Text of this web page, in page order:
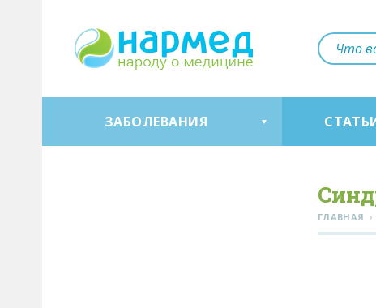
ЗАБОЛЕВАНИЯ
ГЛАВНАЯ ›